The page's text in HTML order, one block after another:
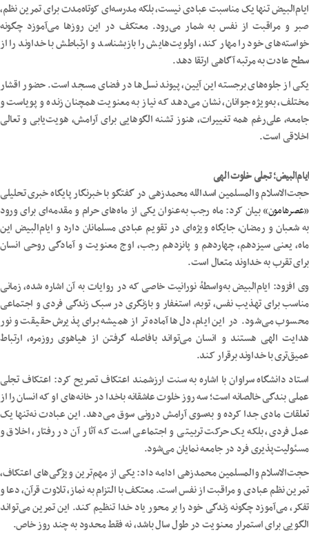
ایام‌البیض تنها یک مناسبت عبادی نیست، بلکه مدرسه‌ای کوتاه‌مدت برای تمرین نظم،
صبر و مراقبت از نفس به شمار می‌رود. معتکف در این روزها می‌آموزد چگونه
خواسته‌های خود را مهار کند، اولویت‌هایش را بازبشناسد و ارتباطش با خداوند را از
سطح عادت به مرتبه آگاهی ارتقا دهد.
یکی از جلوه‌های برجسته این آیین، پیوند نسل‌ها در فضای مسجد است. حضور اقشار
مختلف، به‌ویژه جوانان، نشان می‌دهد که نیاز به معنویت همچنان زنده و پویاست و
جامعه، علی‌رغم همه تغییرات، هنوز تشنه الگوهایی برای آرامش، هویت‌یابی و تعالی
اخلاقی است.
ایام‌البیض؛ تجلی خلوت الهی
حجت‌الاسلام والمسلمین اسدالله محمدزهی در گفتگو با خبرنگار پایگاه خبری تحلیلی
«عصرهامون» بیان کرد: ماه رجب به‌عنوان یکی از ماه‌های حرام و مقدمه‌ای برای ورود
به شعبان و رمضان، جایگاه ویژه‌ای در تقویم عبادی مسلمانان دارد و ایام‌البیض این
ماه، یعنی سیزدهم، چهاردهم و پانزدهم رجب، اوج معنویت و آمادگی روحی انسان
برای تقرب به خداوند متعال است.
وی افزود: ایام‌البیض به‌واسطهٔ نورانیت خاصی که در روایات به آن اشاره شده، زمانی
مناسب برای تهذیب نفس، توبه، استغفار و بازنگری در سبک زندگی فردی و اجتماعی
محسوب می‌شود. در این ایام، دل‌ها آماده‌تر از همیشه برای پذیرش حقیقت و نور
هدایت الهی هستند و انسان می‌تواند بافاصله گرفتن از هیاهوی روزمره، ارتباط
عمیق‌تری با خداوند برقرار کند.
استاد دانشگاه سراوان با اشاره به سنت ارزشمند اعتکاف تصریح کرد: اعتکاف تجلی
عملی بندگی خالصانه است؛ سه روز خلوت عاشقانه باخدا در خانه‌های او که انسان را از
تعلقات مادی جدا کرده و به‌سوی آرامش درونی سوق می‌دهد. این عبادت نه‌تنها یک
عمل فردی، بلکه یک حرکت تربیتی و اجتماعی است که آثار آن در رفتار، اخلاق و
مسئولیت‌پذیری فرد در جامعه نمایان می‌شود.
حجت‌الاسلام والمسلمین محمدزهی ادامه داد: یکی از مهم‌ترین ویژگی‌های اعتکاف،
تمرین نظم عبادی و مراقبت از نفس است. معتکف با التزام به نماز، تلاوت قرآن، دعا و
تفکر، می‌آموزد چگونه زندگی خود را بر محور یاد خدا تنظیم کند. این تمرین می‌تواند
الگویی برای استمرار معنویت در طول سال باشد، نه فقط محدود به چند روز خاص.